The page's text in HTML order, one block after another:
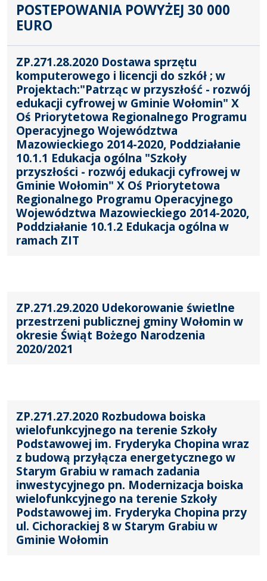
POSTEPOWANIA POWYŻEJ 30 000
EURO
ZP.271.28.2020 Dostawa sprzętu
komputerowego i licencji do szkół ; w
Projektach:"Patrząc w przyszłość - rozwój
edukacji cyfrowej w Gminie Wołomin" X
Oś Priorytetowa Regionalnego Programu
Operacyjnego Województwa
Mazowieckiego 2014-2020, Poddziałanie
10.1.1 Edukacja ogólna "Szkoły
przyszłości - rozwój edukacji cyfrowej w
Gminie Wołomin" X Oś Priorytetowa
Regionalnego Programu Operacyjnego
Województwa Mazowieckiego 2014-2020,
Poddziałanie 10.1.2 Edukacja ogólna w
ramach ZIT
ZP.271.29.2020 Udekorowanie świetlne
przestrzeni publicznej gminy Wołomin w
okresie Świąt Bożego Narodzenia
2020/2021
ZP.271.27.2020 Rozbudowa boiska
wielofunkcyjnego na terenie Szkoły
Podstawowej im. Fryderyka Chopina wraz
z budową przyłącza energetycznego w
Starym Grabiu w ramach zadania
inwestycyjnego pn. Modernizacja boiska
wielofunkcyjnego na terenie Szkoły
Podstawowej im. Fryderyka Chopina przy
ul. Cichorackiej 8 w Starym Grabiu w
Gminie Wołomin